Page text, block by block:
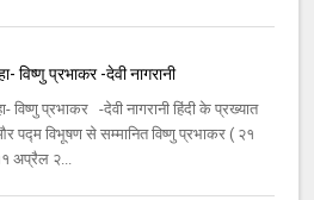
विष्णु प्रभाकर -देवी नागरानी
विष्णु प्रभाकर -देवी नागरानी हिंदी के प्रख्यात
पद्म विभूषण से सम्मानित विष्णु प्रभाकर ( २१
अप्रैल २...